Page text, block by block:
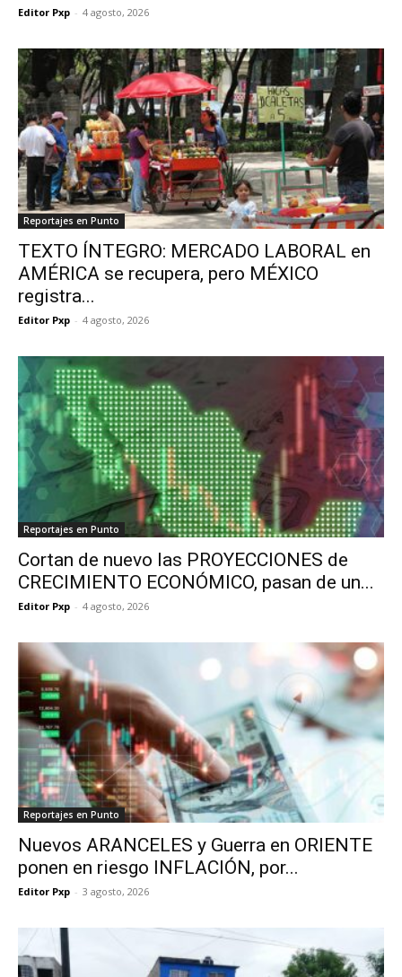
Editor Pxp - 4 agosto, 2026
Reportajes en Punto
TEXTO ÍNTEGRO: MERCADO LABORAL en
AMÉRICA se recupera, pero MÉXICO
registra...
Editor Pxp - 4 agosto, 2026
Reportajes en Punto
Cortan de nuevo las PROYECCIONES de
CRECIMIENTO ECONÓMICO, pasan de un...
Editor Pxp - 4 agosto, 2026
Reportajes en Punto
Nuevos ARANCELES y Guerra en ORIENTE
ponen en riesgo INFLACIÓN, por...
Editor Pxp - 3 agosto, 2026